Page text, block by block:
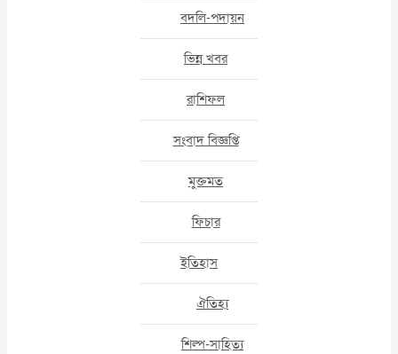
বদলি-পদায়ন
ভিন্ন খবর
রাশিফল
সংবাদ বিজ্ঞপ্তি
মুক্তমত
ফিচার
ইতিহাস
ঐতিহ্য
শিল্প-সাহিত্য